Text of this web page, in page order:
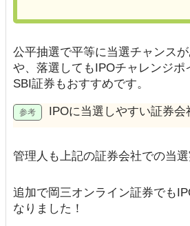
公平抽選で平等に当選チャンス
や、落選してもIPOチャレンジポ
SBI証券もおすすめです。
IPOに当選しやすい証券会
管理人も上記の証券会社での当選
追加で岡三オンライン証券でも
なりました！